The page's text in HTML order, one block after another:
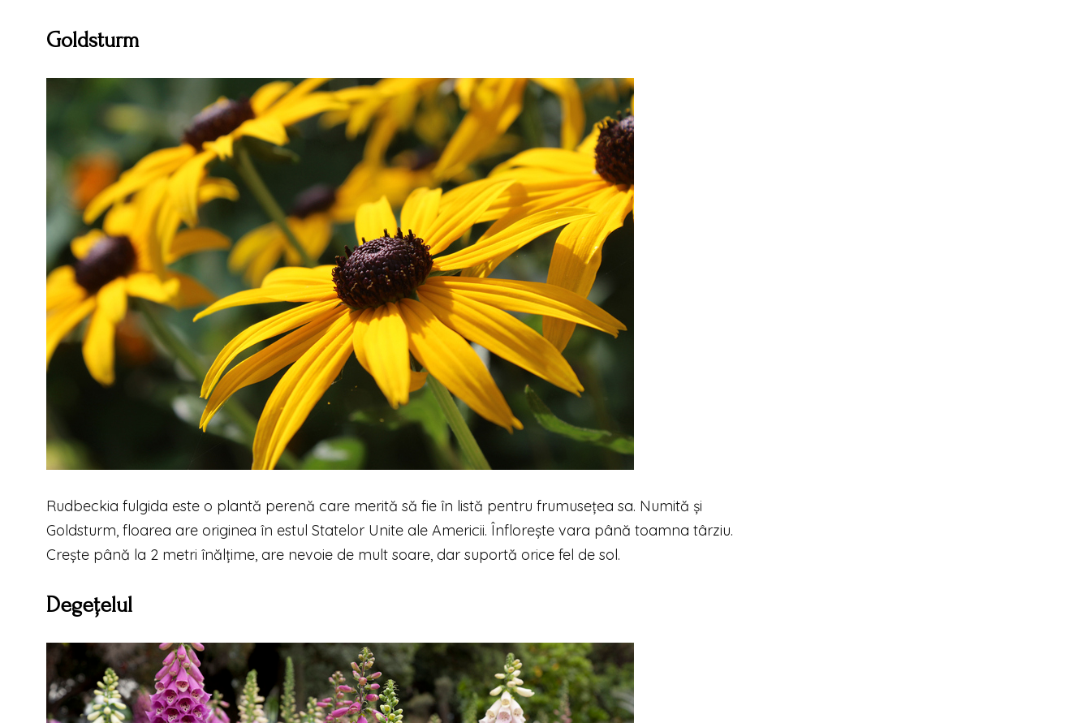
Goldsturm
Rudbeckia fulgida este o plantă perenă care merită să fie în listă pentru frumusețea sa. Numită și
Goldsturm, floarea are originea în estul Statelor Unite ale Americii. Înflorește vara până toamna târziu.
Crește până la 2 metri înălțime, are nevoie de mult soare, dar suportă orice fel de sol.
Degețelul